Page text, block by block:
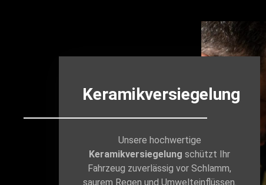
Keramikversiegelung
Unsere hochwertige
Keramikversiegelung schützt Ihr
Fahrzeug zuverlässig vor Schlamm,
saurem Regen und Umwelteinflüssen.